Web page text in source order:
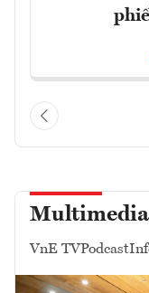
Multimedia
VnE TVPodcast